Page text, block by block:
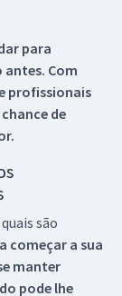
para
antes. Com
profissionais
de
são
começar a sua
manter
pode lhe